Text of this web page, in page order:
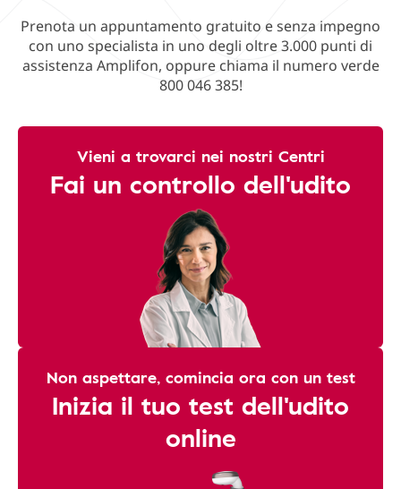
Prenota un appuntamento gratuito e senza impegno
con uno specialista in uno degli oltre 3.000 punti di
assistenza Amplifon, oppure chiama il numero verde
800 046 385!
Vieni a trovarci nei nostri Centri
Fai un controllo dell'udito
Non aspettare, comincia ora con un test
Inizia il tuo test dell'udito
online